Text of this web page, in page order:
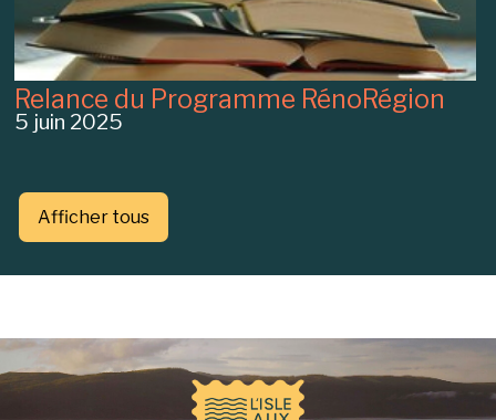
Relance du Programme RénoRégion
5 juin 2025
Afficher tous